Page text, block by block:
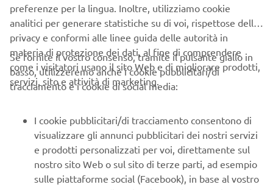
Sforzi per &quot;minimizzare&quot; l'energia con il metodo del
&quot;valore teorico dell'energia&quot; proprietario di Yamaha Motor
Uno dei risultati più visibili e significativi è il nostro
metodo proprietario, menzionato sopra, chiamato "valore
preferenze per la lingua. Inoltre, utilizziamo cookie
analitici per generare statistiche su di voi, rispettose della
privacy e conformi alle linee guida delle autorità in
materia di protezione dei dati, al fine di comprendere
come i visitatori usano il sito Web e di migliorare prodotti,
servizi, sito e attività di marketing.
Se fornite il vostro consenso, tramite il pulsante giallo in
basso, utilizzeremo anche i cookie pubblicitari/di
tracciamento e i cookie di social media:
I cookie pubblicitari/di tracciamento consentono di
visualizzare gli annunci pubblicitari dei nostri servizi
e prodotti personalizzati per voi, direttamente sul
nostro sito Web o sul sito di terze parti, ad esempio
sulle piattaforme social (Facebook), in base al vostro